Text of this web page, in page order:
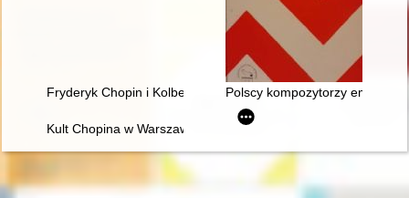
Fryderyk Chopin i Kolbergowie. Wspomnienia i inspiracje
Polscy kompozytorzy
Kult Chopina w Warszawie pod zaborem rosyjskim